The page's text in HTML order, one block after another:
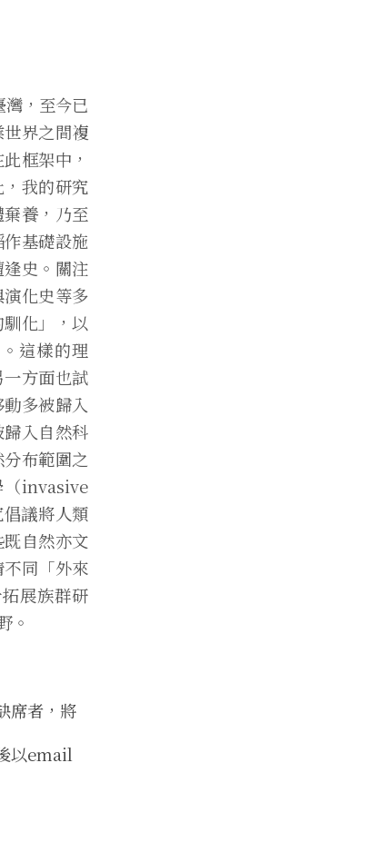
，至今已
界之間複
框架中，
我的研究
養，乃至
基礎設施
史。關注
化史等多
化」，以
這樣的理
方面也試
多被歸入
入自然科
布範圍之
（invasive
議將人類
自然亦文
同「外來
展族群研
。
席者，將
以email